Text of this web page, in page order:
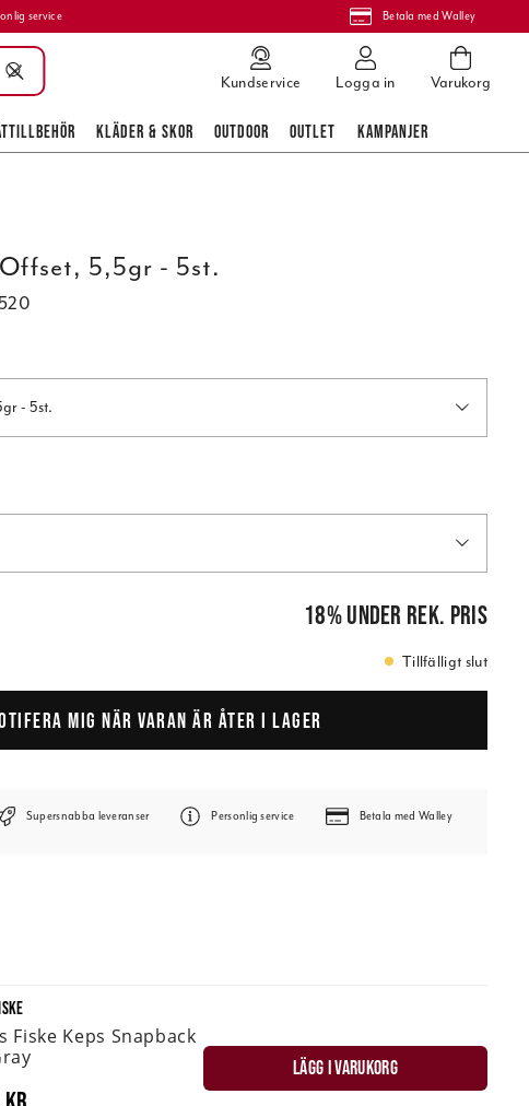
service Betala med Walley
Kundservice Logga in Varukorg
KLÄDER & SKOR OUTDOOR OUTLET KAMPANJER
5,5gr - 5st.
- 5st.
18%under rek. pris
Tillfälligt slut
MIG NÄR VARAN ÄR ÅTER I LAGER
Supersnabba leveranser Personlig service Betala med Walley
Fiske Keps Snapback
LÄGG I VARUKORG